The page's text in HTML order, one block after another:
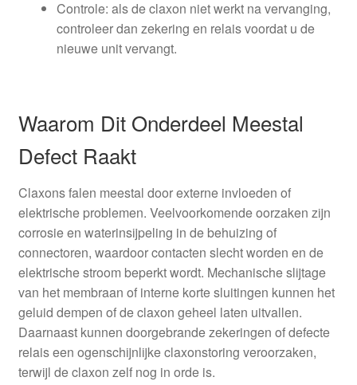
Controle: als de claxon niet werkt na vervanging,
controleer dan zekering en relais voordat u de
nieuwe unit vervangt.
Waarom Dit Onderdeel Meestal
Defect Raakt
Claxons falen meestal door externe invloeden of
elektrische problemen. Veelvoorkomende oorzaken zijn
corrosie en waterinsijpeling in de behuizing of
connectoren, waardoor contacten slecht worden en de
elektrische stroom beperkt wordt. Mechanische slijtage
van het membraan of interne korte sluitingen kunnen het
geluid dempen of de claxon geheel laten uitvallen.
Daarnaast kunnen doorgebrande zekeringen of defecte
relais een ogenschijnlijke claxonstoring veroorzaken,
terwijl de claxon zelf nog in orde is.